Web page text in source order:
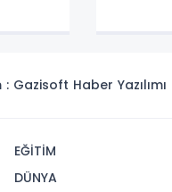
: Gazisoft Haber Yazılımı
EĞİTİM
DÜNYA